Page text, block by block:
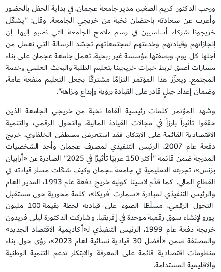
ورحب الدكتور كريم الصغير، مدير جامعة عجمان، في بداية الحفل بالحضور
وأعرب عن سعادته باحتضان نخبة من خريجي الجامعة. وقال: "يشكّل
خريجونا شركاء أساسيين في رسم ملامح الجامعة التي نصبو إليها. إن
إنجازاتهم وقيادتهم وخدمتهم لمجتمعاتهم تجسّد الرسالة التي نعمل من
أجلها كل يوم. وبصفتها مؤسسة غير ربحية، تعمل جامعة عجمان على بناء
مسارات أعمق لربط خبرات خريجينا بتعليم الطلبة والبحث العلمي وخدمة
المجتمع. ويعزّز هذا المؤتمر التزامًا مشتركًا بجعل التعليم منفعة عامة،
وضمان إعداد جيلٍ قادر على القيادة برؤية وإبداع ونزاهة".
وشهد المؤتمر كلمات رئيسية ألقاها نخبة من خريجي الجامعة الذين
حققوا تأثيراً بارزاً في مجالات القيادة المالية، والتحول الرقمي، والتنمية
الاقتصادية القائمة على الابتكار. فقد استعرض مصطفى الخلفاوي، خريج
دفعة عام 2007، الرئيس التنفيذي لمصرف عجمان وأحد الشخصيات
المدرجة ضمن قائمة "أكثر 150 عربيًا تأثيرًا في 2025" الصادرة عن «أرابيان
بزنس»، تجربته التعليمية في جامعة عجمان وكيف شكّلت مسار قيادته في
القطاع المالي. كما قدّم لاسينا كونيه خريج دفعة عام 1993، المدير العام
والرئيس التنفيذي لمبادرة «سمارت أفريكا»، كلمة محورية حول مستقبل
التحول الرقمي، مسلّطًا الضوء على قيادته لخطة بقيمة 100 مليون
يورو لإنشاء سوق رقمية موحدة في إفريقيا. وشاركت الدكتورة ليلى فريدون
خريجة دفعة عام 1999، الرئيس التنفيذي لـ«أكاديمية الاقتصاد الجديد»
والمصنّفة ضمن «أفضل 30 قيادية نسائية لعام 2023»، رؤى حول بناء
منظومات اقتصادية قائمة على المعرفة والابتكار تدعم التنمية الوطنية
والإقليمية المستدامة.